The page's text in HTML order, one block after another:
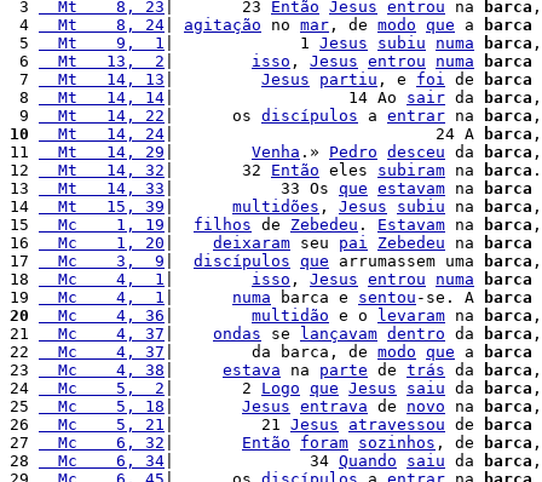
3
  Mt    8, 23
|       23 Então Jesus entrou na barca
4
  Mt    8, 24
agitação no mar , de modo que a
barca
5
  Mt    9,  1
|             1 Jesus subiu numa barca
6
  Mt   13,  2
isso , Jesus entrou numa barca
7
  Mt   14, 13
Jesus partiu , e foi de barca
8
  Mt   14, 14
|                  14 Ao sair da barca
9
  Mt   14, 22
|      os discípulos a entrar na barca
10
  Mt   14, 24
|                           24 A barca
11
  Mt   14, 29
Venha .» Pedro desceu da barca
12
  Mt   14, 32
|       32 Então eles subiram na barca
13
  Mt   14, 33
|           33 Os que estavam na barca
14
  Mt   15, 39
multidões , Jesus subiu na barca
15
  Mc    1, 19
filhos de Zebedeu . Estavam na barca
16
  Mc    1, 20
deixaram seu pai Zebedeu na barca
17
  Mc    3,  9
discípulos que arrumassem uma barca
18
  Mc    4,  1
isso , Jesus entrou numa barca
19
  Mc    4,  1
numa barca e sentou -se. A
barca
20
  Mc    4, 36
multidão e o levaram na barca
21
  Mc    4, 37
ondas se lançavam dentro da barca
22
  Mc    4, 37
|        da barca, de modo que a
barca
23
  Mc    4, 38
estava na parte de trás da barca
24
  Mc    5,  2
|       2 Logo que Jesus saiu da barca
25
  Mc    5, 18
Jesus entrava de novo na barca
26
  Mc    5, 21
|         21 Jesus atravessou de
barca
27
  Mc    6, 32
Então foram sozinhos , de barca
28
  Mc    6, 34
|              34 Quando saiu da barca